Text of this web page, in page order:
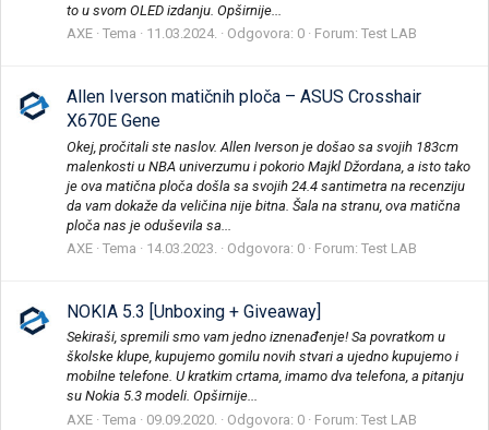
to u svom OLED izdanju. Opširnije...
AXE Tema 11.03.2024. Odgovora: 0 Forum: Test LAB
Allen Iverson matičnih ploča – ASUS Crosshair
X670E Gene
Okej, pročitali ste naslov. Allen Iverson je došao sa svojih 183cm
malenkosti u NBA univerzumu i pokorio Majkl Džordana, a isto tako
je ova matična ploča došla sa svojih 24.4 santimetra na recenziju
da vam dokaže da veličina nije bitna. Šala na stranu, ova matična
ploča nas je oduševila sa...
AXE Tema 14.03.2023. Odgovora: 0 Forum: Test LAB
NOKIA 5.3 [Unboxing + Giveaway]
Sekiraši, spremili smo vam jedno iznenađenje! Sa povratkom u
školske klupe, kupujemo gomilu novih stvari a ujedno kupujemo i
mobilne telefone. U kratkim crtama, imamo dva telefona, a pitanju
su Nokia 5.3 modeli. Opširnije...
AXE Tema 09.09.2020. Odgovora: 0 Forum: Test LAB